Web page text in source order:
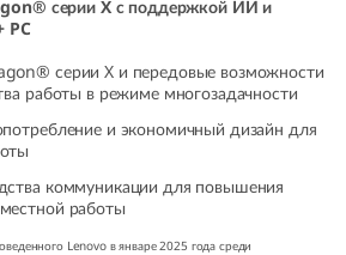
серии X с поддержкой ИИ и
PC
серии X и передовые возможности
работы в режиме многозадачности
и экономичный дизайн для
коммуникации для повышения
работы
Lenovo в январе 2025 года среди